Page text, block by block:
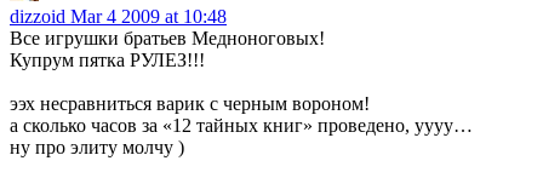
dizzoid Mar 4 2009 at 10:48
Все игрушки братьев Медноноговых!
Купрум пятка РУЛЕЗ!!!
ээх несравниться варик с черным вороном!
а сколько часов за «12 тайных книг» проведено, уууу…
ну про элиту молчу )